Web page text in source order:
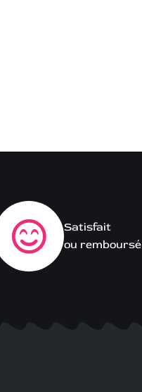
Satisfait
ou remboursé